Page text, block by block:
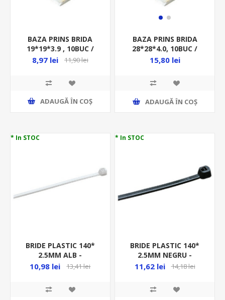
BAZA PRINS BRIDA
19*19*3.9 , 10BUC /
PUNGA - GW 52226/10
8,97 lei 11,90 lei
ADAUGĂ ȊN COŞ
BAZA PRINS BRIDA
28*28*4.0, 10BUC /
PUNGA - GW 52227/10
15,80 lei
ADAUGĂ ȊN COŞ
* In STOC
BRIDE PLASTIC 140*
2.5MM ALB -
100BUC/PUNGA -
10,98 lei 13,41 lei
* In STOC
BRIDE PLASTIC 140*
2.5MM NEGRU -
100BUC/PUNGA -
11,62 lei 14,18 lei